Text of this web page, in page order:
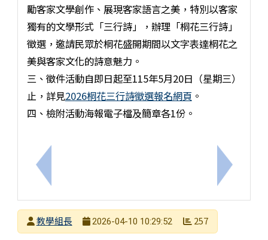
上一筆： 轉知PaGamO 素養學習團隊辦理「投出素
勵客家文學創作、展現客家語言之美，特別以客家
獨有的文學形式「三行詩」，辦理「桐花三行詩」
徵選，邀請民眾於桐花盛開期間以文字表達桐花之
美與客家文化的詩意魅力。
三、徵件活動自即日起至115年5月20日（星期三）
止，詳見2026桐花三行詩徵選報名網頁 。
四、檢附活動海報電子檔及簡章各1份。
下一筆：
發布者
教學組長
2026-04-10 10:29:52 257